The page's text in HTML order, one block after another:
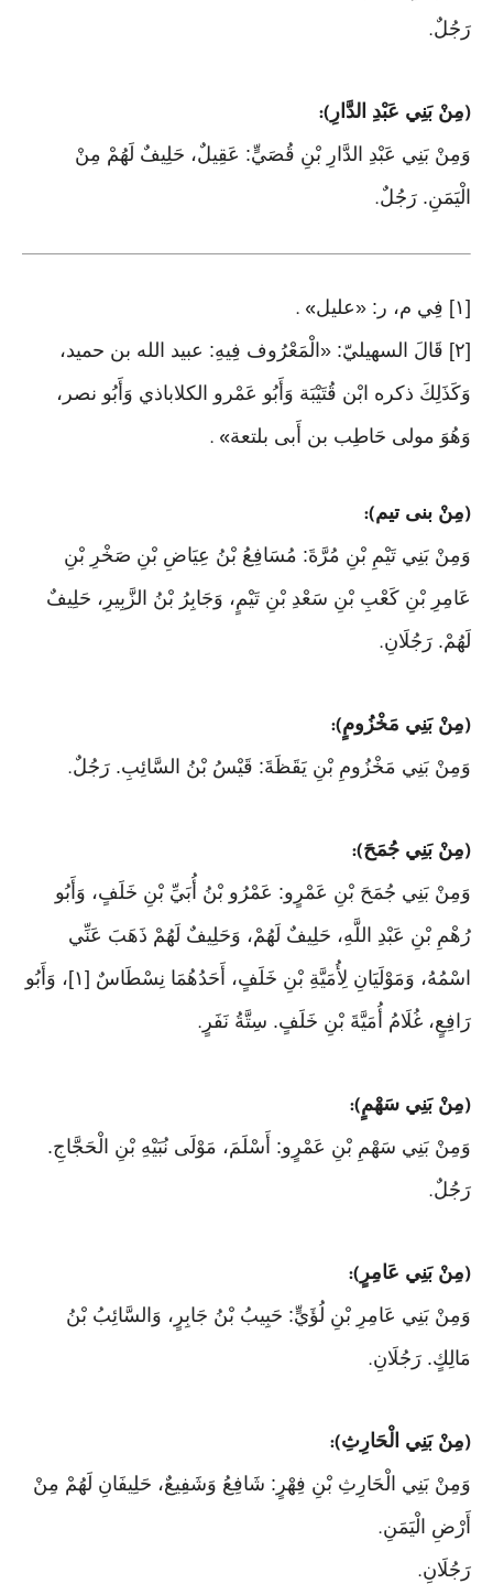
رَجُلٌ.
(مِنْ بَنِي عَبْدِ الدَّارِ ):
وَمِنْ بَنِي عَبْدِ الدَّارِ بْنِ قُصَيٍّ: عَقِيلٌ، حَلِيفٌ لَهُمْ مِنْ
الْيَمَنِ. رَجُلٌ.
[١] فِي م، ر: «عليل » .
[٢] قَالَ السهيليّ: «الْمَعْرُوف فِيهِ: عبيد الله بن حميد،
وَكَذَلِكَ ذكره ابْن قُتَيْبَة وَأَبُو عَمْرو الكلاباذي وَأَبُو نصر،
وَهُوَ مولى حَاطِب بن أَبى بلتعة» .
(مِنْ بنى تيم):
وَمِنْ بَنِي تَيْمِ بْنِ مُرَّةَ: مُسَافِعُ بْنُ عِيَاضِ بْنِ صَخْرِ بْنِ
عَامِرِ بْنِ كَعْبِ بْنِ سَعْدِ بْنِ تَيْمٍ، وَجَابِرُ بْنُ الزَّبِيرِ، حَلِيفٌ
لَهُمْ. رَجُلَانِ.
(مِنْ بَنِي مَخْزُومٍ):
وَمِنْ بَنِي مَخْزُومِ بْنِ يَقَظَةَ: قَيْسُ بْنُ السَّائِبِ. رَجُلٌ.
(مِنْ بَنِي جُمَحَ):
وَمِنْ بَنِي جُمَحَ بْنِ عَمْرٍو: عَمْرُو بْنُ أُبَيِّ بْنِ خَلَفٍ، وَأَبُو
رُهْمِ بْنِ عَبْدِ اللَّهِ، حَلِيفٌ لَهُمْ، وَحَلِيفٌ لَهُمْ ذَهَبَ عَنِّي
اسْمُهُ، وَمَوْلَيَانِ لِأُمَيَّةِ بْنِ خَلَفٍ، أَحَدُهُمَا نِسْطَاسٌ [١]، وَأَبُو
رَافِعٍ، غُلَامُ أُمَيَّةَ بْنِ خَلَفٍ. سِتَّةُ نَفَرٍ .
(مِنْ بَنِي سَهْمٍ):
وَمِنْ بَنِي سَهْمِ بْنِ عَمْرٍو: أَسْلَمَ، مَوْلَى نُبَيْهِ بْنِ الْحَجَّاجِ.
رَجُلٌ.
(مِنْ بَنِي عَامِرٍ ):
وَمِنْ بَنِي عَامِرِ بْنِ لُؤَيٍّ: حَبِيبُ بْنُ جَابِرٍ، وَالسَّائِبُ بْنُ
مَالِكٍ. رَجُلَانِ.
(مِنْ بَنِي الْحَارِثِ):
وَمِنْ بَنِي الْحَارِثِ بْنِ فِهْرٍ: شَافِعُ وَشَفِيعٌ، حَلِيفَانِ لَهُمْ مِنْ
أَرْضِ الْيَمَنِ.
رَجُلَانِ.